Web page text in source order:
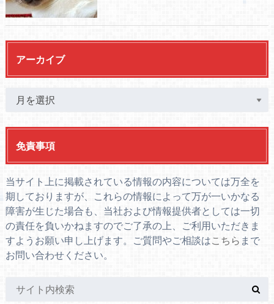
アーカイブ
免責事項
当サイト上に掲載されている情報の内容については万全を
期しておりますが、これらの情報によって万が一いかなる
障害が生じた場合も、当社および情報提供者としては一切
の責任を負いかねますのでご了承の上、ご利用いただきま
すようお願い申し上げます。ご質問やご相談はこちら まで
お問い合わせください。